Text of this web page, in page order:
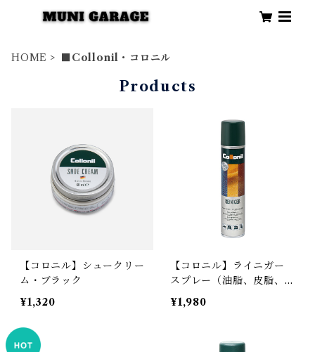
HOME ■Collonil・コロニル
Products
【コロニル】シュークリー
ム・ブラック
¥1,320
【コロニル】ライニガー
スプレー（油脂、皮脂、カ
ビ取り）
¥1,980